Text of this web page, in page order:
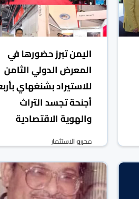
اليمن تبرز حضورها في
المعرض الدولي الثامن
للاستيراد بشنغهاي
أجنحة تجسد التراث
والهوية الاقتصادية
محررو الاستثمار